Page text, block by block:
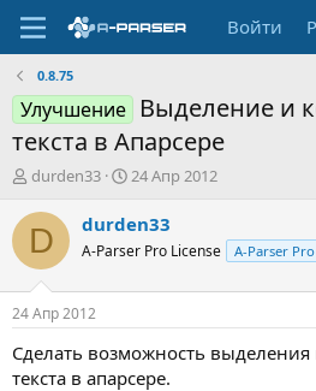
Войти
0.8.75
Улучшение
Выделение и
текста в Апарсере
А
т
т
е
м
ы
durden33
Д
т
н
а
л
24 Апр 2012
D durden33
A-Parser Pro License A-Parser Pro
24 Апр 2012
Сделать возможность
текста в апарсере.